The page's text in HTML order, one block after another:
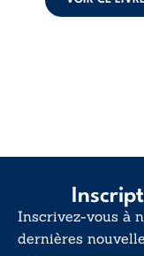
d’existence
Inscrivez-vous à
dernières